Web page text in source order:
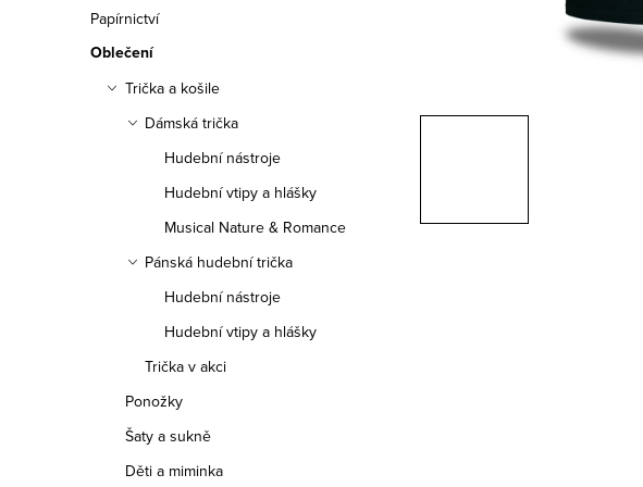
n
n
Papírnictví
Oblečení
Trička a košile
Dámská trička
Hudební nástroje
Hudební vtipy a hlášky
Musical Nature & Romance
Pánská hudební trička
Hudební nástroje
Hudební vtipy a hlášky
Trička v akci
Ponožky
Šaty a sukně
Děti a miminka